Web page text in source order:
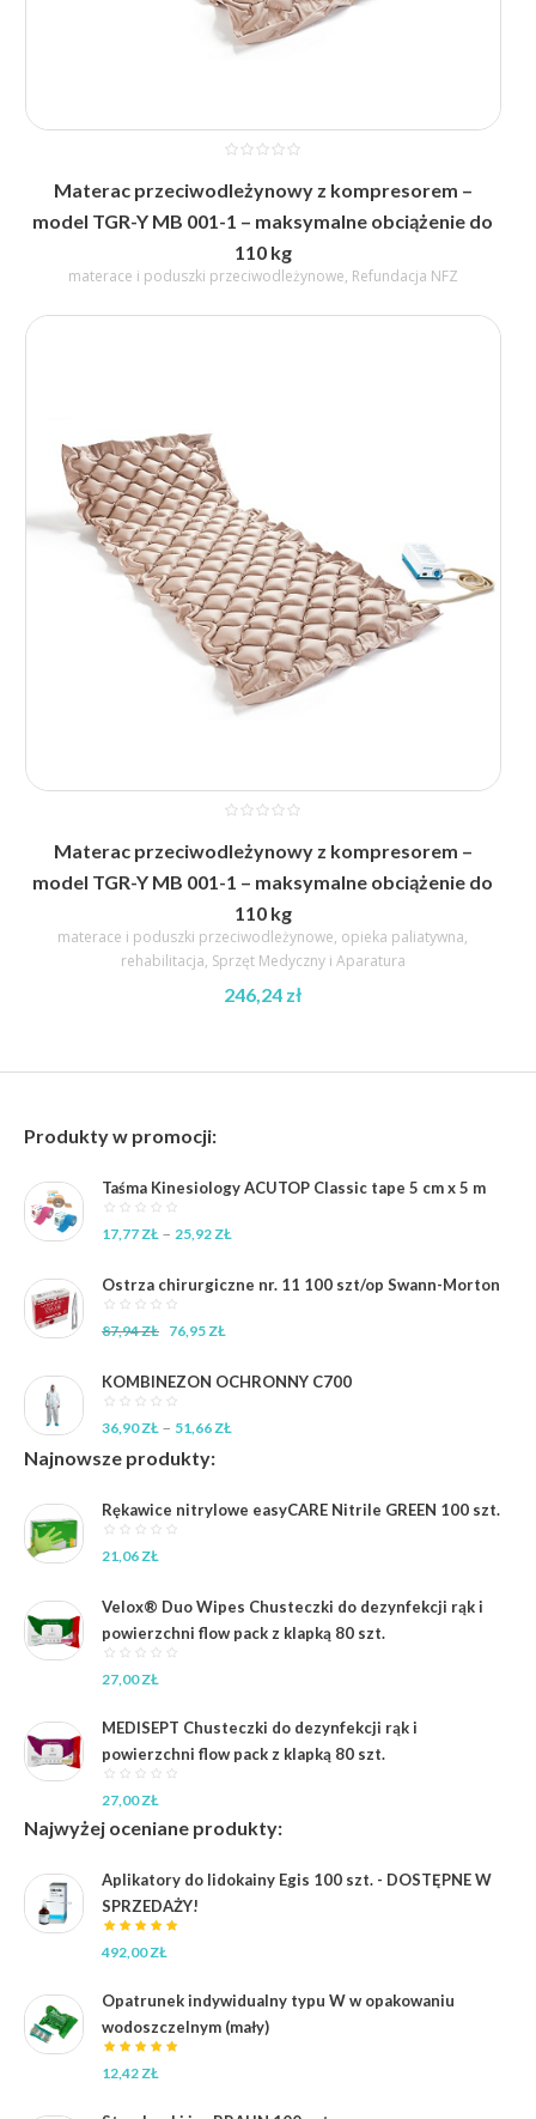
Materac przeciwodleżynowy z kompresorem –
model TGR-Y MB 001-1 – maksymalne obciążenie do
110 kg
materace i poduszki przeciwodleżynowe, Refundacja NFZ
Materac przeciwodleżynowy z kompresorem –
model TGR-Y MB 001-1 – maksymalne obciążenie do
110 kg
materace i poduszki przeciwodleżynowe, opieka paliatywna,
rehabilitacja, Sprzęt Medyczny i Aparatura
246,24 zł
Produkty w promocji:
Taśma Kinesiology ACUTOP Classic tape 5 cm x 5 m
17,77 ZŁ – 25,92 ZŁ
od
Ostrza chirurgiczne nr. 11 100 szt/op Swann-Morton
87,94ZŁ Pierwotna
wynosiła:
87,94 zł.
76,95 ZŁ
wynosi:
KOMBINEZON OCHRONNY C700
36,90ZŁ – 51,66 ZŁ
do
Najnowsze produkty:
Rękawice nitrylowe easyCARE Nitrile GREEN 100 szt.
21,06 ZŁ
Velox® Duo Wipes Chusteczki do dezynfekcji rąk i
powierzchni flow pack z klapką 80 szt.
27,00ZŁ
MEDISEPT Chusteczki do dezynfekcji rąk i
powierzchni flow pack z klapką 80 szt.
27,00ZŁ
Najwyżej oceniane produkty:
Aplikatory do lidokainy Egis 100 szt. - DOSTĘPNE W
SPRZEDAŻY!
492,00ZŁ
Opatrunek indywidualny typu W w opakowaniu
wodoszczelnym (mały)
12,42 ZŁ